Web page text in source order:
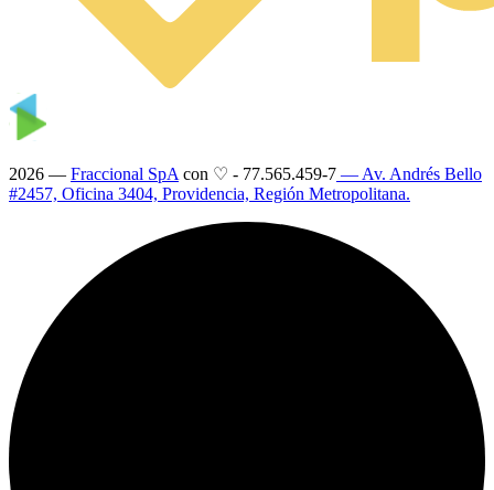
2026 — Fraccional SpA con ♡ - 77.565.459-7 — Av. Andrés Bello
#2457, Oficina 3404, Providencia, Región Metropolitana.